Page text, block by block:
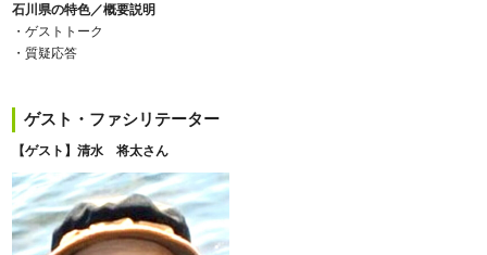
石川県の特色／概要説明
・ゲストトーク
・質疑応答
ゲスト・ファシリテーター
【ゲスト】清水 将太さん